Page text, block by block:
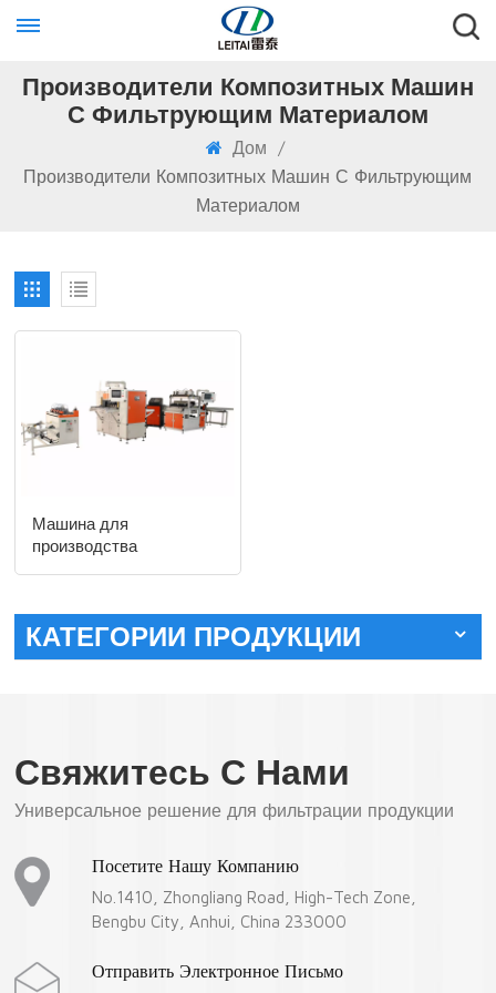
Производители Композитных Машин
С Фильтрующим Материалом
Дом
/
Производители Композитных Машин С Фильтрующим
Материалом
Машина для
производства
материалов LTFH-800
КАТЕГОРИИ ПРОДУКЦИИ
Свяжитесь С Нами
Универсальное решение для фильтрации продукции
Посетите Нашу Компанию
No.1410, Zhongliang Road, High-Tech Zone,
Bengbu City, Anhui, China 233000
Отправить Электронное Письмо